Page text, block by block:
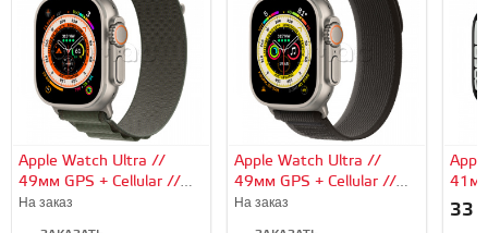
Apple Watch Ultra //
49мм GPS + Cellular //
Корпус из титана,
На заказ
Apple Watch Ultra //
49мм GPS + Cellular //
Корпус из титана,
На заказ 33